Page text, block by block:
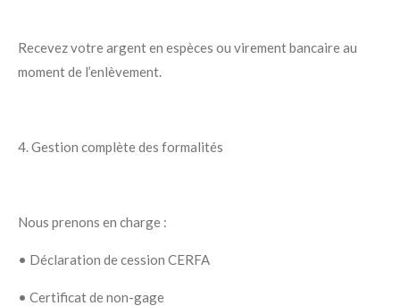
Recevez votreargent en espèces ou virement bancaireau
moment de l’enlèvement.
4. Gestion complète des formalités
Nous prenons en charge :
• Déclaration de cession CERFA
• Certificat de non-gage